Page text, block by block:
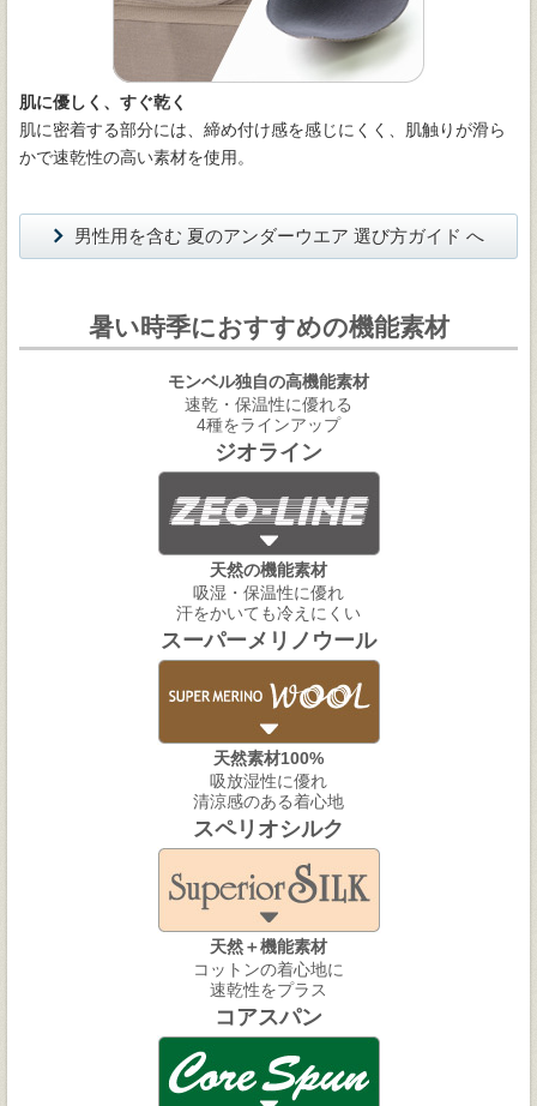
肌に優しく、すぐ乾く
肌に密着する部分には、締め付け感を感じにくく、肌触りが滑ら
かで速乾性の高い素材を使用。
男性用を含む 夏のアンダーウエア 選び方ガイド へ
暑い時季におすすめの機能素材
モンベル独自の高機能素材
速乾・保温性に優れる
4種をラインアップ
ジオライン
天然の機能素材
吸湿・保温性に優れ
汗をかいても冷えにくい
スーパーメリノウール
天然素材100%
吸放湿性に優れ
清涼感のある着心地
スペリオシルク
天然＋機能素材
コットンの着心地に
速乾性をプラス
コアスパン